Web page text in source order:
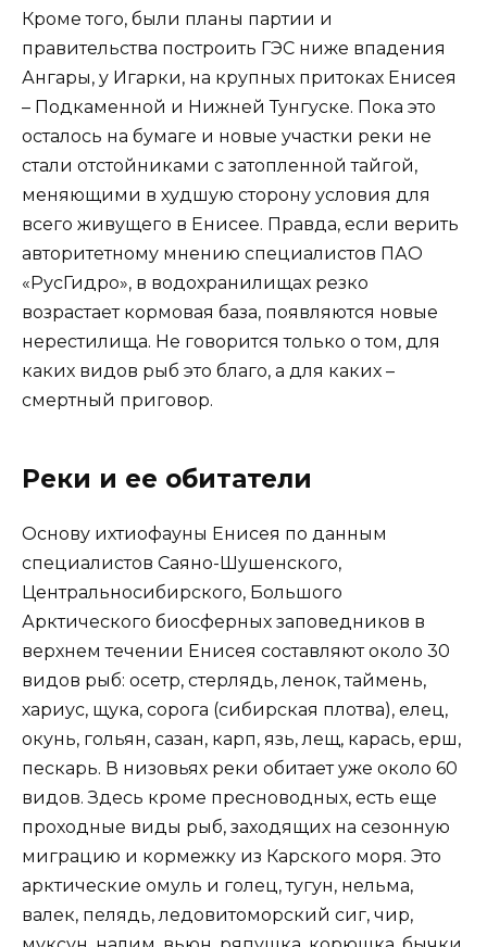
Кроме того, были планы партии и
правительства построить ГЭС ниже впадения
Ангары, у Игарки, на крупных притоках Енисея
– Подкаменной и Нижней Тунгуске. Пока это
осталось на бумаге и новые участки реки не
стали отстойниками с затопленной тайгой,
меняющими в худшую сторону условия для
всего живущего в Енисее. Правда, если верить
авторитетному мнению специалистов ПАО
«РусГидро», в водохранилищах резко
возрастает кормовая база, появляются новые
нерестилища. Не говорится только о том, для
каких видов рыб это благо, а для каких –
смертный приговор.
Реки и ее обитатели
Основу ихтиофауны Енисея по данным
специалистов Саяно-Шушенского,
Центральносибирского, Большого
Арктического биосферных заповедников в
верхнем течении Енисея составляют около 30
видов рыб: осетр, стерлядь, ленок, таймень,
хариус, щука, сорога (сибирская плотва), елец,
окунь, гольян, сазан, карп, язь, лещ, карась, ерш,
пескарь. В низовьях реки обитает уже около 60
видов. Здесь кроме пресноводных, есть еще
проходные виды рыб, заходящих на сезонную
миграцию и кормежку из Карского моря. Это
арктические омуль и голец, тугун, нельма,
валек, пелядь, ледовитоморский сиг, чир,